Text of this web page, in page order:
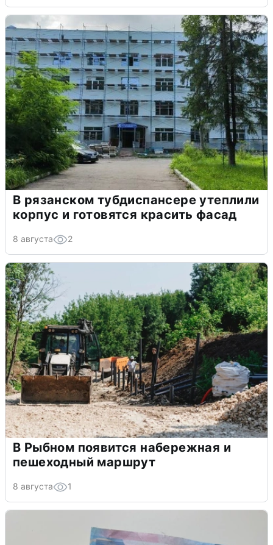
В рязанском тубдиспансере утеплили
корпус и готовятся красить фасад
8 августа 2
В Рыбном появится набережная и
пешеходный маршрут
8 августа 1